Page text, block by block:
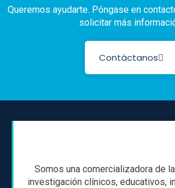
Queremos ayudarte. Póngase en
solicitar más
Contáctanos
Somos una comercializadora de
investigación clínicos, educativos,